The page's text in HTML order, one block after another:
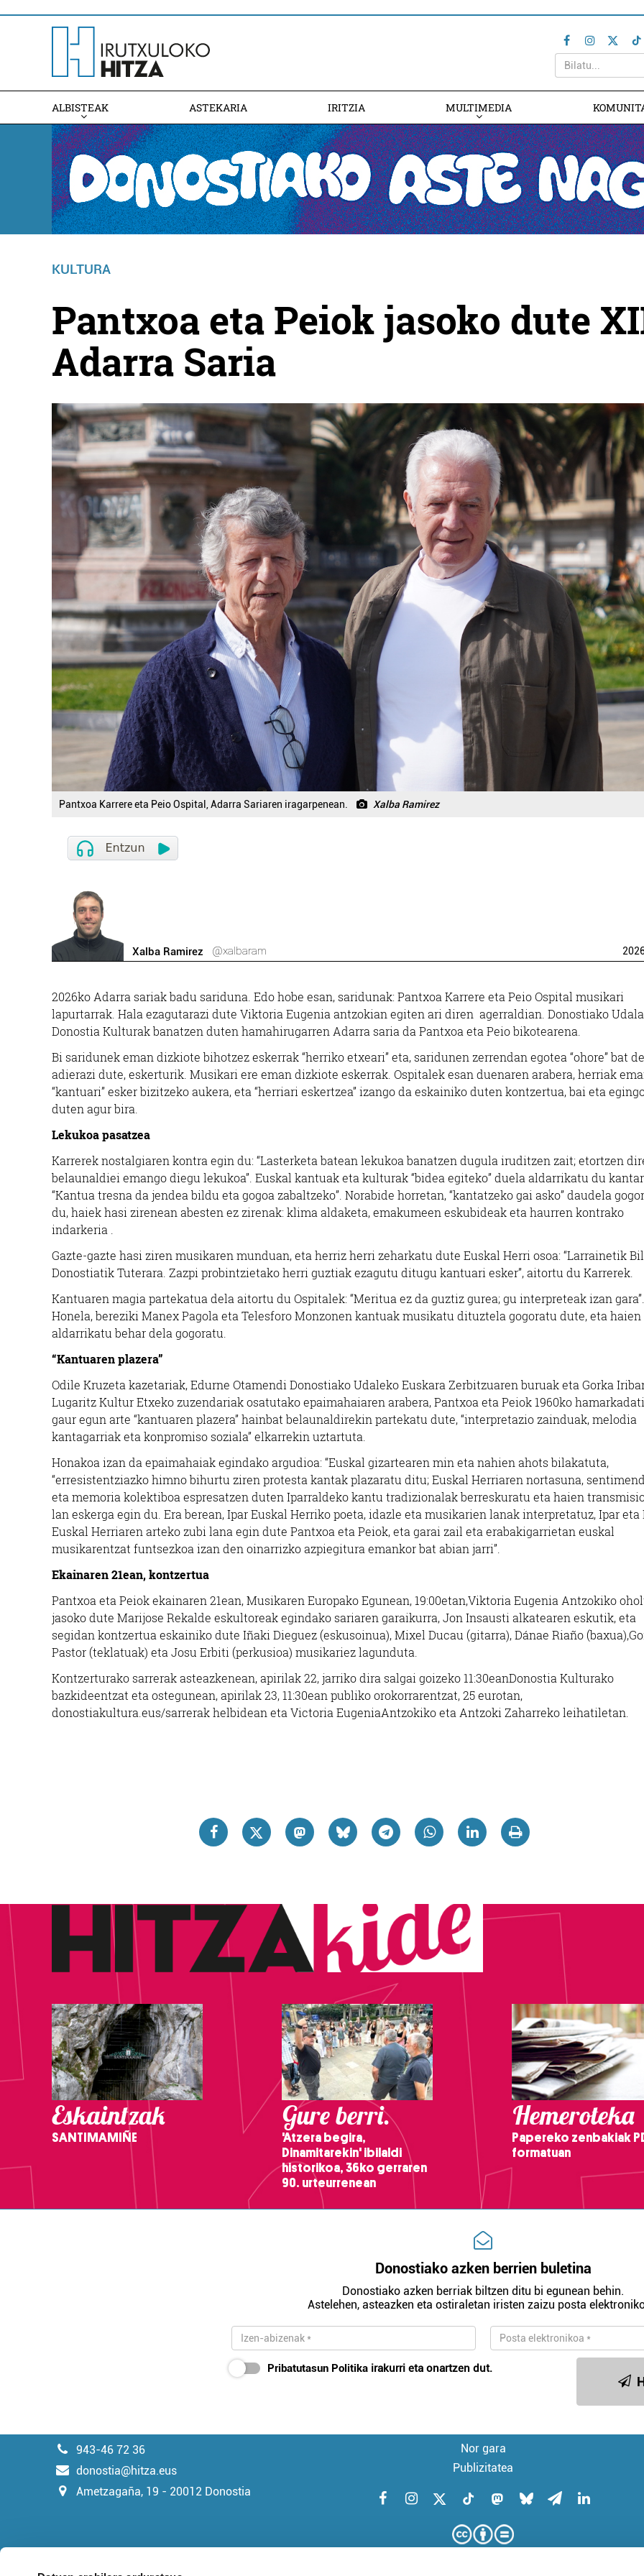
ALBISTEAK ASTEKARIA IRITZIA MULTIMEDIA
KULTURA
Pantxoa eta Peiok jasoko dute
Adarra Saria
Pantxoa Karrere eta Peio Ospital, Adarra Sariaren iragarpenean. Xalba Ramirez
Xalba Ramirez @xalbaram
2026ko Adarra sariak badu sariduna. Edo hobe esan, saridunak: Pantxoa Karrere eta Peio Ospital musikari
lapurtarrak. Hala ezagutarazi dute Viktoria Eugenia antzokian egiten ari diren agerraldian. Donostiako
Donostia Kulturak banatzen duten hamahirugarren Adarra saria da Pantxoa eta Peio bikotearena.
Bi saridunek eman dizkiote bihotzez eskerrak “herriko etxeari” eta, saridunen zerrendan egotea “ohore” bat
adierazi dute, eskerturik. Musikari ere eman dizkiote eskerrak. Ospitalek esan duenaren arabera, herriak
“kantuari” esker bizitzeko aukera, eta “herriari eskertzea” izango da eskainiko duten kontzertua, bai eta
duten agur bira.
Lekukoa pasatzea
Karrerek nostalgiaren kontra egin du: “Lasterketa batean lekukoa banatzen dugula iruditzen zait; etortzen
belaunaldiei emango diegu lekukoa”. Euskal kantuak eta kulturak “bidea egiteko” duela aldarrikatu du
“Kantua tresna da jendea bildu eta gogoa zabaltzeko”. Norabide horretan, “kantatzeko gai asko” daudela
du, haiek hasi zirenean abesten ez zirenak: klima aldaketa, emakumeen eskubideak eta haurren kontrako
indarkeria .
Gazte-gazte hasi ziren musikaren munduan, eta herriz herri zeharkatu dute Euskal Herri osoa: “Larrainetik
Donostiatik Tuterara. Zazpi probintzietako herri guztiak ezagutu ditugu kantuari esker”, aitortu du Karrerek.
Kantuaren magia partekatua dela aitortu du Ospitalek: “Meritua ez da guztiz gurea; gu interpreteak izan gara”.
Honela, bereziki Manex Pagola eta Telesforo Monzonen kantuak musikatu dituztela gogoratu dute, eta
aldarrikatu behar dela gogoratu.
“Kantuaren plazera”
Odile Kruzeta kazetariak, Edurne Otamendi Donostiako Udaleko Euskara Zerbitzuaren buruak eta Gorka
Lugaritz Kultur Etxeko zuzendariak osatutako epaimahaiaren arabera, Pantxoa eta Peiok 1960ko
gaur egun arte “kantuaren plazera” hainbat belaunaldirekin partekatu dute, “interpretazio zainduak, melodia
kantagarriak eta konpromiso soziala” elkarrekin uztartuta.
Honakoa izan da epaimahaiak egindako argudioa: “Euskal gizartearen min eta nahien ahots bilakatuta,
“erresistentziazko himno bihurtu ziren protesta kantak plazaratu ditu; Euskal Herriaren nortasuna,
eta memoria kolektiboa espresatzen duten Iparraldeko kantu tradizionalak berreskuratu eta haien
lan eskerga egin du. Era berean, Ipar Euskal Herriko poeta, idazle eta musikarien lanak interpretatuz, Ipar eta
Euskal Herriaren arteko zubi lana egin dute Pantxoa eta Peiok, eta garai zail eta erabakigarrietan euskal
musikarentzat funtsezkoa izan den oinarrizko azpiegitura emankor bat abian jarri”.
Ekainaren 21ean, kontzertua
Pantxoa eta Peiok ekainaren 21ean, Musikaren Europako Egunean, 19:00etan,Viktoria Eugenia Antzokiko
jasoko dute Marijose Rekalde eskultoreak egindako sariaren garaikurra, Jon Insausti alkatearen eskutik, eta
segidan kontzertua eskainiko dute Iñaki Dieguez (eskusoinua), Mixel Ducau (gitarra), Dánae Riaño
Pastor (teklatuak) eta Josu Erbiti (perkusioa) musikariez lagunduta.
Kontzerturako sarrerak asteazkenean, apirilak 22, jarriko dira salgai goizeko 11:30eanDonostia Kulturako
bazkideentzat eta ostegunean, apirilak 23, 11:30ean publiko orokorrarentzat, 25 eurotan,
donostiakultura.eus/sarrerak helbidean eta Victoria EugeniaAntzokiko eta Antzoki Zaharreko leihatiletan.
Eskaintzak
SANTIMAMIÑE
Gure berri.
'Atzera begira,
Dinamitarekin' ibilaldi
historikoa, 36ko gerraren
90. urteurrenean
Hemeroteka
Papereko zenbakiak
formatuan
Donostiako azken berrien buletina
Donostiako azken berriak biltzen ditu bi egunean behin.
Astelehen, asteazken eta ostiraletan iristen zaizu posta
Pribatutasun Politika irakurri eta onartzen dut.
943-46 72 36
donostia@hitza.eus
Ametzagaña, 19 - 20012 Donostia
Nor gara
Publizitatea